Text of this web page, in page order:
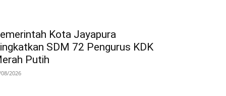
Kota Jayapura
SDM 72 Pengurus KDK
Putih
2026